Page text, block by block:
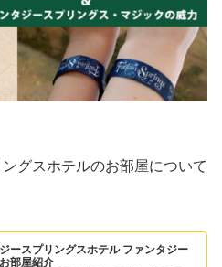
グスホテルのお部屋について
ースプリングスホテル ファンタジー
部屋紹介